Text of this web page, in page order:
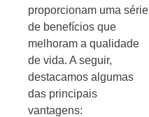
proporcionam uma série
de benefícios que
melhoram a qualidade
de vida. A seguir,
destacamos algumas
das principais
vantagens: